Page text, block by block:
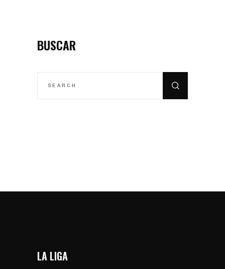
BUSCAR
LA LIGA